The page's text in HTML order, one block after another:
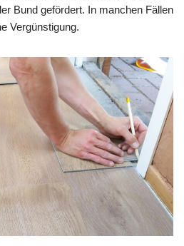
Bund gefördert. In manchen Fällen
Vergünstigung.